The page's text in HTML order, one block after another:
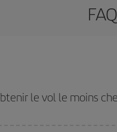
le vol le moins